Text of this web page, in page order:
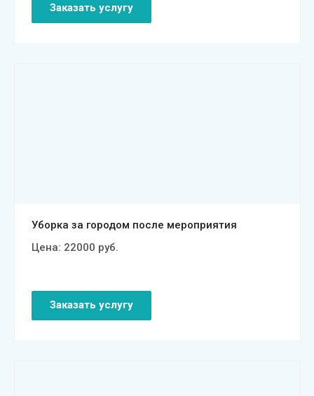
Заказать услугу
Уборка за городом после мероприятия
Цена: 22000 руб.
Заказать услугу